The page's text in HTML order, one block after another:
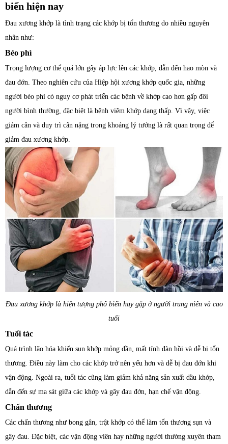
biến hiện nay
Đau xương khớp là tình trạng các khớp bị tổn thương do nhiều nguyên
nhân như:
Béo phì
Trọng lượng cơ thể quá lớn gây áp lực lên các khớp, dẫn đến hao mòn và
đau đớn. Theo nghiên cứu của Hiệp hội xương khớp quốc gia, những
người béo phì có nguy cơ phát triển các bệnh về khớp cao hơn gấp đôi
người bình thường, đặc biệt là bệnh viêm khớp dạng thấp. Vì vậy, việc
giảm cân và duy trì cân nặng trong khoảng lý tưởng là rất quan trọng để
giảm đau xương khớp.
Đau xương khớp là hiện tượng phổ biến hay gặp ở người trung niên và cao
tuổi
Tuổi tác
Quá trình lão hóa khiến sụn khớp mỏng dần, mất tính đàn hồi và dễ bị tổn
thương. Điều này làm cho các khớp trở nên yếu hơn và dễ bị đau đớn khi
vận động. Ngoài ra, tuổi tác cũng làm giảm khả năng sản xuất dầu khớp,
dẫn đến sự ma sát giữa các khớp và gây đau đớn, hạn chế vận động.
Chấn thương
Các chấn thương như bong gân, trật khớp có thể làm tổn thương sụn và
gây đau. Đặc biệt, các vận động viên hay những người thường xuyên tham